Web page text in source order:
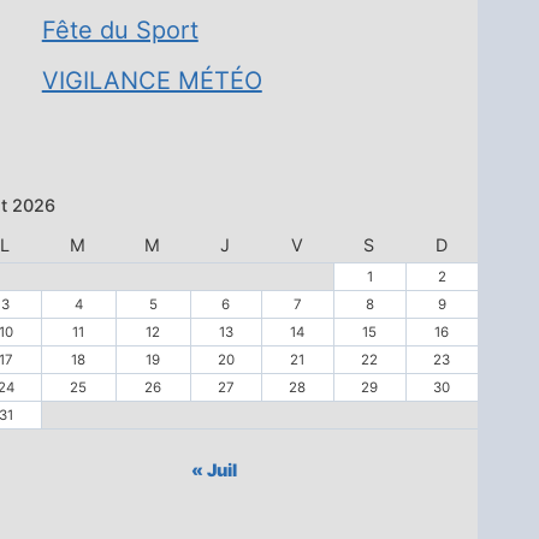
Fête du Sport
VIGILANCE MÉTÉO
2026
L
M M J V S D
1
2
3
4 5 6 7 8
9
11 12 13 14 15
16
18 19 20 21 22
23
25 26 27 28 29
30
« Juil